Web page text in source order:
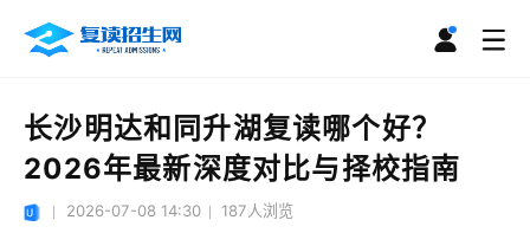
长沙明达和同升湖复读哪个好？
2026年最新深度对比与择校指南
2026-07-08 14:30 187人浏览